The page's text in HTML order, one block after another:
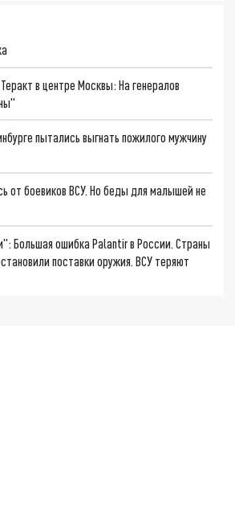
в центре Москвы: На генералов
пытались выгнать пожилого мужчину
от боевиков ВСУ. Но беды для малышей не
Большая ошибка Palantir в России. Страны
поставки оружия. ВСУ теряют